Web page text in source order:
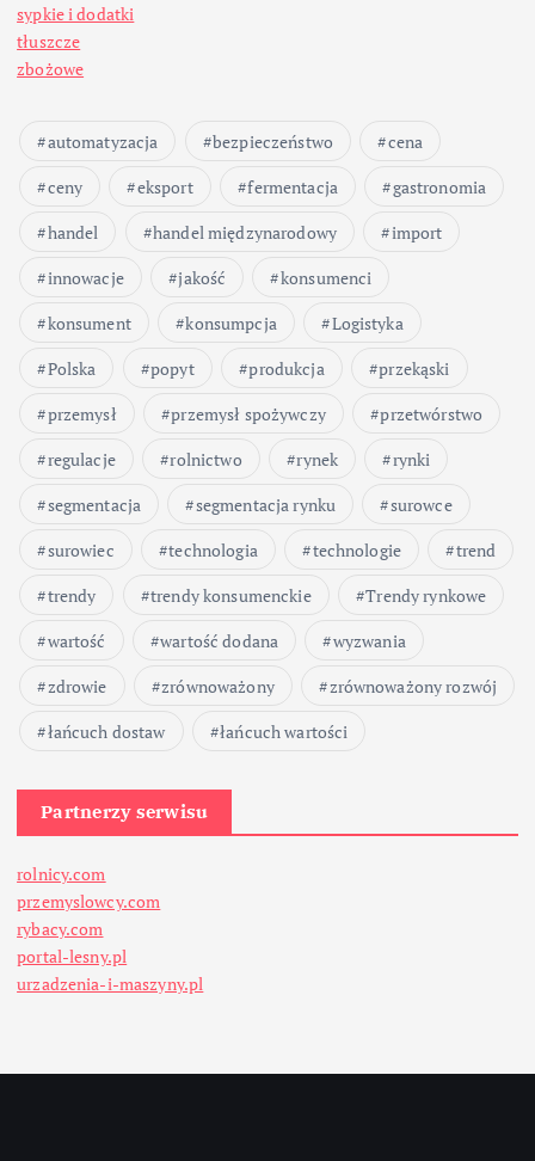
sypkie i dodatki
tłuszcze
zbożowe
automatyzacja bezpieczeństwo
cena
ceny
eksport fermentacja
gastronomia
handel
handel międzynarodowy
import
innowacje
jakość
konsumenci
konsument
konsumpcja
Logistyka
Polska
popyt produkcja
przekąski
przemysł
przemysł spożywczy
przetwórstwo
regulacje
rolnictwo rynek
rynki
segmentacja
segmentacja rynku
surowce
surowiec
technologia technologie
trend
trendy
trendy konsumenckie
Trendy rynkowe
wartość
wartość dodana
wyzwania
zdrowie
zrównoważony
zrównoważony rozwój
łańcuch dostaw
łańcuch wartości
Partnerzy serwisu
rolnicy.com
przemyslowcy.com
rybacy.com
portal-lesny.pl
urzadzenia-i-maszyny.pl